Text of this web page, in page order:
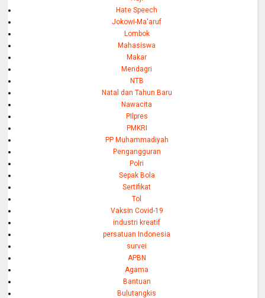
Hate Speech
Jokowi-Ma'aruf
Lombok
Mahasiswa
Makar
Mendagri
NTB
Natal dan Tahun Baru
Nawacita
PIlpres
PMKRI
PP Muhammadiyah
Pengangguran
Polri
Sepak Bola
Sertifikat
Tol
Vaksin Covid-19
industri kreatif
persatuan Indonesia
survei
APBN
Agama
Bantuan
Bulutangkis